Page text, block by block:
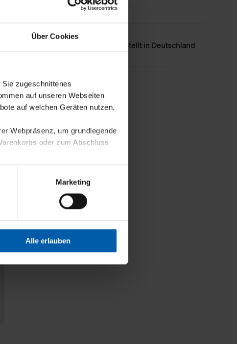
Über Cookies
zugeschnittenes
auf unseren Webseiten
auf welchen Geräten nutzen.
Webpräsenz, um grundlegende
oder zum Abschluss
und Ihres Profils
Webpräsenz speichern wir
wie etwa unsere
Einkaufserlebnis
festlegen, die Sie erlauben
Marketing
Alle erlauben
Hergestellt in Deutschland
Weniger Details